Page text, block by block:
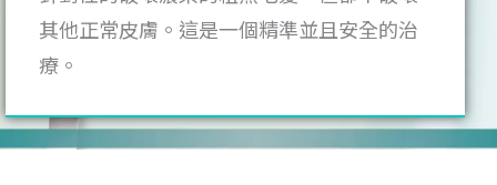
其他正常皮膚。這是一個精準並且安全的治
療。